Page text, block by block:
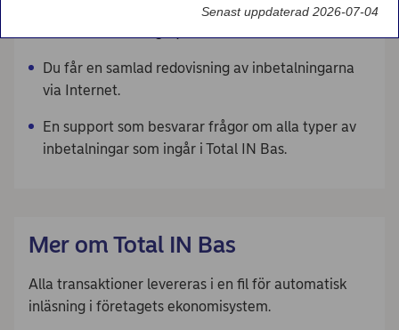
och bankgiroinbetalningar och
Du får en samlad redovisning av inbetalningarna
via Internet.
En support som besvarar frågor om alla typer av
inbetalningar som ingår i Total IN Bas.
Mer om Total IN Bas
Alla transaktioner levereras i en fil för automatisk
inläsning i företagets ekonomisystem.
Senast uppdaterad 2026-07-04